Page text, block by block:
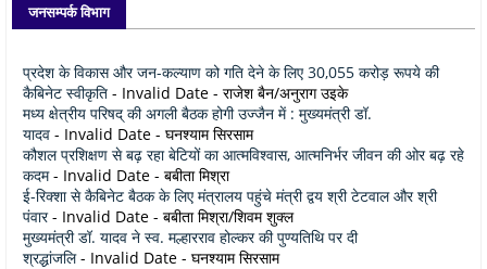
जनसम्पर्क विभाग
प्रदेश के विकास और जन-कल्याण को गति देने के लिए 30,055 करोड़ रूपये की
कैबिनेट स्वीकृति - Invalid Date - राजेश बैन/अनुराग उइके
मध्य क्षेत्रीय परिषद् की अगली बैठक होगी उज्जैन में : मुख्यमंत्री डॉ.
यादव - Invalid Date - घनश्याम सिरसाम
कौशल प्रशिक्षण से बढ़ रहा बेटियों का आत्मविश्वास, आत्मनिर्भर जीवन की ओर बढ़ रहे
कदम- Invalid Date - बबीता मिश्रा
ई-रिक्शा से कैबिनेट बैठक के लिए मंत्रालय पहुंचे मंत्री द्वय श्री टेटवाल और श्री
पंवार- Invalid Date - बबीता मिश्रा/शिवम शुक्ल
मुख्यमंत्री डॉ. यादव ने स्व. मल्हारराव होल्कर की पुण्यतिथि पर दी
श्रद्धांजलि- Invalid Date - घनश्याम सिरसाम